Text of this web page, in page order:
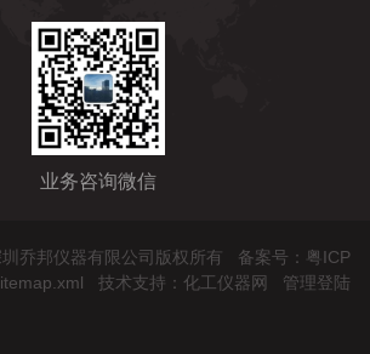
业务咨询微信
乔邦仪器有限公司版权所有 备案号：粤ICP
技术支持： 化工仪器网 管理登陆